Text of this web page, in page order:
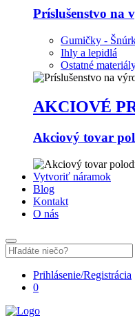
Príslušenstvo na
Gumičky -
Ihly a lepidlá
Ostatné
AKCIOVÉ
Akciový tovar
Vytvoriť náramok
Blog
Kontakt
O nás
Prihlásenie/Registrácia
0